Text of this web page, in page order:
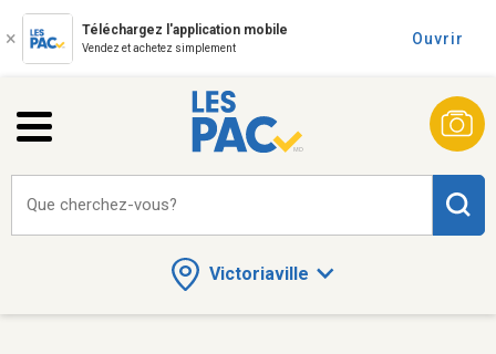
Téléchargez l'application mobile
Vendez et achetez simplement
Ouvrir
Victoriaville
Que cherchez-vous?